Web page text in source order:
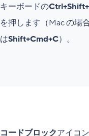
キーボードの
を押します（Mac の場
はShift+Cmd+C）。
コードブロックアイコ